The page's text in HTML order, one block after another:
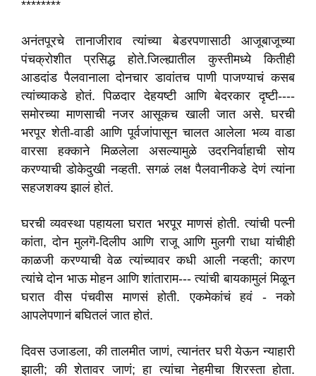
********
अनंतपूरचे तानाजीराव त्यांच्या बेडरपणासाठी आजूबाजूच्या
पंचक्रोशीत प्रसिद्ध होते.जिल्ह्यातील कुस्तीमध्ये कितीही
आडदांड पैलवानाला दोनचार डावांतच पाणी पाजण्याचं कसब
त्यांच्याकडे होतं. पिळदार देहयष्टी आणि बेदरकार दृष्टी----
समोरच्या माणसाची नजर आसूकच खाली जात असे. घरची
भरपूर शेती-वाडी आणि पूर्वजांपासून चालत आलेला भव्य वाडा
वारसा हक्काने मिळलेला असल्यामुळे उदरनिर्वाहाची सोय
करण्याची डोकेदुखी नव्हती. सगळं लक्ष पैलवानीकडे देणं त्यांना
सहजशक्य झालं होतं.
घरची व्यवस्था पहायला घरात भरपूर माणसं होती. त्यांची पत्नी
कांता, दोन मुलगॆ-दिलीप आणि राजू आणि मुलगी राधा यांचीही
काळजी करण्याची वेळ त्यांच्यावर कधी आली नव्हती; कारण
त्यांचे दोन भाऊ मोहन आणि शांताराम--- त्यांची बायकामुलं मिळून
घरात वीस पंचवीस माणसं होती. एकमेकांचं हवं - नको
आपलेपणानं बघितलं जात होतं.
दिवस उजाडला, की तालमीत जाणं, त्यानंतर घरी येऊन न्याहारी
झाली; की शेतावर जाणं; हा त्यांचा नेहमीचा शिरस्ता होता.